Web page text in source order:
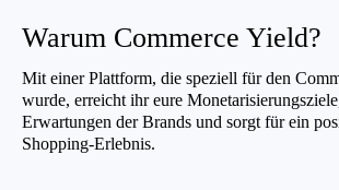
Warum Commerce Yield?
Mit einer Plattform, die speziell für den
wurde, erreicht ihr eure
Erwartungen der Brands und sorgt für ein
Shopping-Erlebnis.